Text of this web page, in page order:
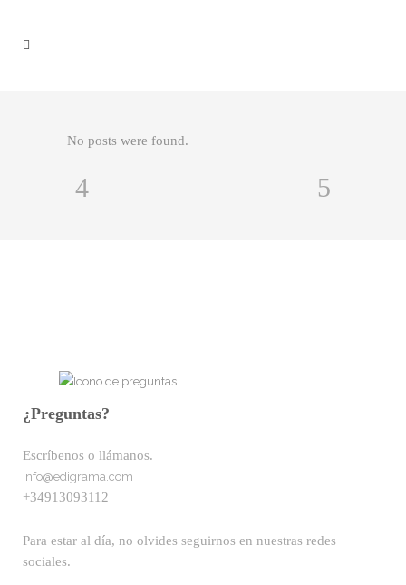
No posts were found.
¿Preguntas?
Escríbenos o llámanos.
info@edigrama.com
+34913093112
Para estar al día, no olvides seguirnos en nuestras redes
sociales.